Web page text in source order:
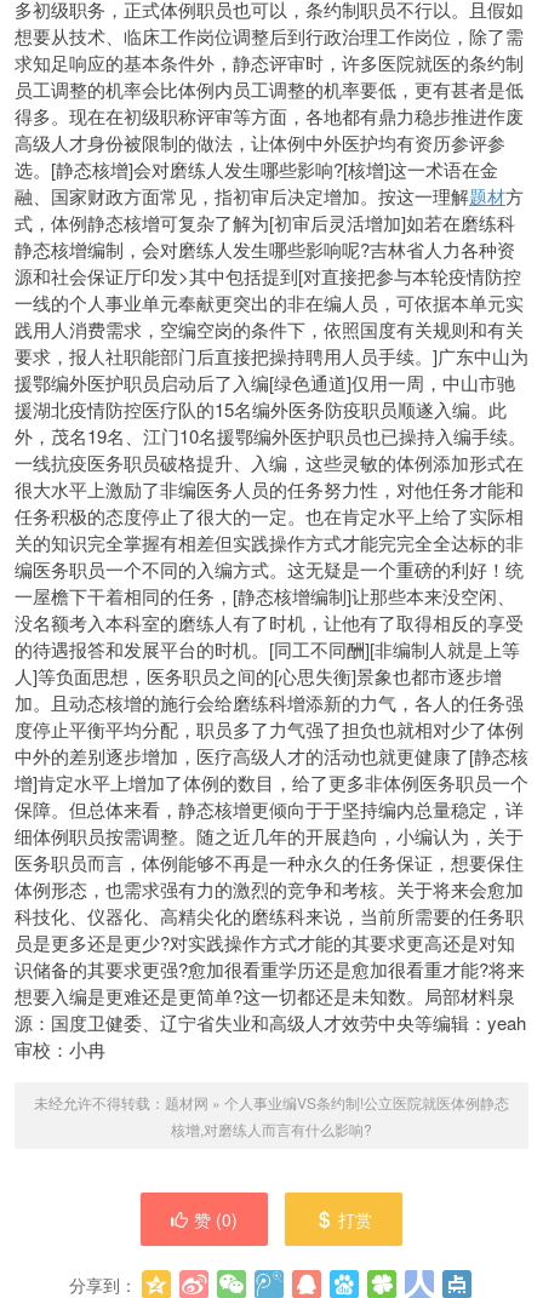
多初级职务，正式体例职员也可以，条约制职员不行以。且假如
想要从技术、临床工作岗位调整后到行政治理工作岗位，除了需
求知足响应的基本条件外，静态评审时，许多医院就医的条约制
员工调整的机率会比体例内员工调整的机率要低，更有甚者是低
得多。现在在初级职称评审等方面，各地都有鼎力稳步推进作废
高级人才身份被限制的做法，让体例中外医护均有资历参评参
选。[静态核增]会对磨练人发生哪些影响?[核增]这一术语在金
融、国家财政方面常见，指初审后决定增加。按这一理解题材方
式，体例静态核增可复杂了解为[初审后灵活增加]如若在磨练科
静态核增编制，会对磨练人发生哪些影响呢?吉林省人力各种资
源和社会保证厅印发>其中包括提到[对直接把参与本轮疫情防控
一线的个人事业单元奉献更突出的非在编人员，可依据本单元实
践用人消费需求，空编空岗的条件下，依照国度有关规则和有关
要求，报人社职能部门后直接把操持聘用人员手续。]广东中山为
援鄂编外医护职员启动后了入编[绿色通道]仅用一周，中山市驰
援湖北疫情防控医疗队的15名编外医务防疫职员顺遂入编。此
外，茂名19名、江门10名援鄂编外医护职员也已操持入编手续。
一线抗疫医务职员破格提升、入编，这些灵敏的体例添加形式在
很大水平上激励了非编医务人员的任务努力性，对他任务才能和
任务积极的态度停止了很大的一定。也在肯定水平上给了实际相
关的知识完全掌握有相差但实践操作方式才能完完全全达标的非
编医务职员一个不同的入编方式。这无疑是一个重磅的利好！统
一屋檐下干着相同的任务，[静态核增编制]让那些本来没空闲、
没名额考入本科室的磨练人有了时机，让他有了取得相反的享受
的待遇报答和发展平台的时机。[同工不同酬][非编制人就是上等
人]等负面思想，医务职员之间的[心思失衡]景象也都市逐步增
加。且动态核增的施行会给磨练科增添新的力气，各人的任务强
度停止平衡平均分配，职员多了力气强了担负也就相对少了体例
中外的差别逐步增加，医疗高级人才的活动也就更健康了[静态核
增]肯定水平上增加了体例的数目，给了更多非体例医务职员一个
保障。但总体来看，静态核增更倾向于于坚持编内总量稳定，详
细体例职员按需调整。随之近几年的开展趋向，小编认为，关于
医务职员而言，体例能够不再是一种永久的任务保证，想要保住
体例形态，也需求强有力的激烈的竞争和考核。关于将来会愈加
科技化、仪器化、高精尖化的磨练科来说，当前所需要的任务职
员是更多还是更少?对实践操作方式才能的其要求更高还是对知
识储备的其要求更强?愈加很看重学历还是愈加很看重才能?将来
想要入编是更难还是更简单?这一切都还是未知数。局部材料泉
源：国度卫健委、辽宁省失业和高级人才效劳中央等编辑：yeah
审校：小冉
未经允许不得转载： 题材网 » 个人事业编VS条约制!公立医院就医体例静态
核增,对磨练人而言有什么影响?
赞 (0) 打赏
分享到：